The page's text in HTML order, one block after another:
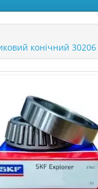
конічний 30206